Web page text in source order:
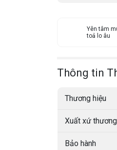
Yên tâm
toả lo âu
Thông tin
Thương hiệu
Xuất xứ
Bảo hành